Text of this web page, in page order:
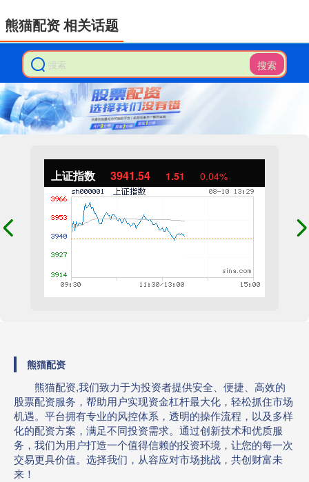
搜索
上证指数 3941.54 1.51 0.04%
熊猫配资
熊猫配资,我们致力于为投资者提供安全、便捷、高效的
股票配资服务，帮助用户实现资金杠杆最大化，轻松抓住市场
机遇。平台拥有专业的风控体系，透明的操作流程，以及多样
化的配资方案，满足不同投资需求。通过创新技术和优质服
务，我们为用户打造一个值得信赖的投资环境，让您的每一次
交易更具价值。选择我们，从容应对市场挑战，共创财富未
来！
熊猫配资 相关话题